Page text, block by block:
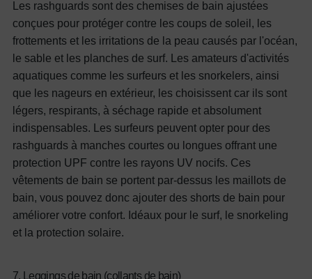
Les rashguards sont des chemises de bain ajustées
conçues pour protéger contre les coups de soleil, les
frottements et les irritations de la peau causés par l'océan,
le sable et les planches de surf. Les amateurs d'activités
aquatiques comme les surfeurs et les snorkelers, ainsi
que les nageurs en extérieur, les choisissent car ils sont
légers, respirants, à séchage rapide et absolument
indispensables. Les surfeurs peuvent opter pour des
rashguards à manches courtes ou longues offrant une
protection UPF contre les rayons UV nocifs. Ces
vêtements de bain se portent par-dessus les maillots de
bain, vous pouvez donc ajouter des shorts de bain pour
améliorer votre confort. Idéaux pour le surf, le snorkeling
et la protection solaire.
7. Leggings de bain (collants de bain)